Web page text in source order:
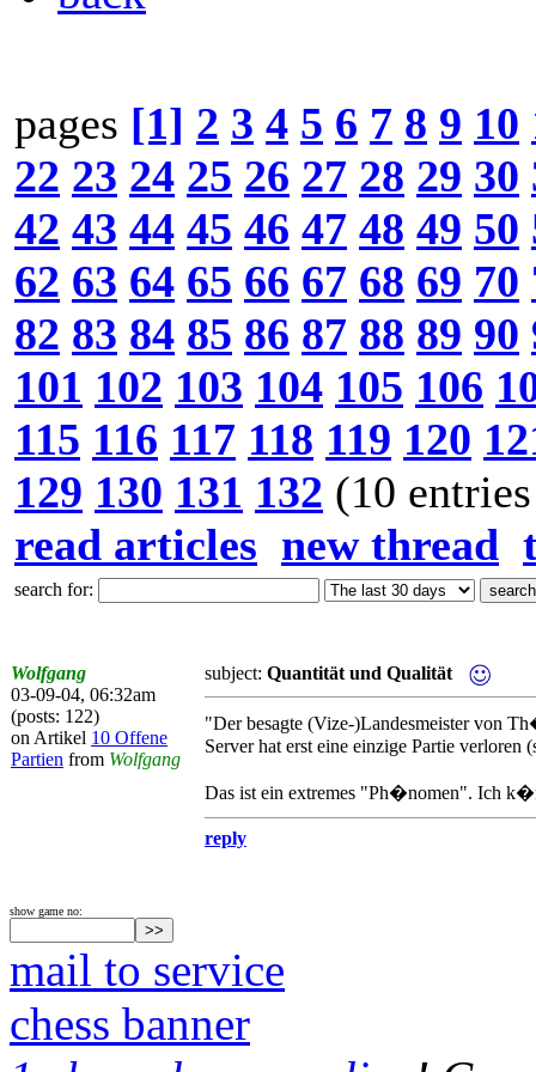
pages [1] 2 3 4 5 6 7 8 9 10
22 23 24 25 26 27 28 29 30
42 43 44 45 46 47 48 49 50
62 63 64 65 66 67 68 69 70
82 83 84 85 86 87 88 89 90
101 102 103 104 105 106
115 116 117 118 119 120
129 130 131 132 (10
read articles new thread
search for:
Wolfgang
03-09-04, 06:32am
(posts: 122)
on Artikel 10 Offene
Partien from Wolfgang
subject: Quantität und Qualität
"Der besagte (Vize-)Landesmeister von
Server hat erst eine einzige Partie verloren
Das ist ein extremes "Ph�nomen". Ich
reply
show game no:
mail to service
chess banner